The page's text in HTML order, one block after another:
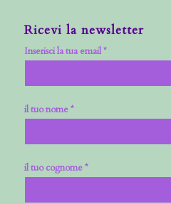
Ricevi la newsletter
Inserisci la tua email *
il tuo nome *
il tuo cognome *